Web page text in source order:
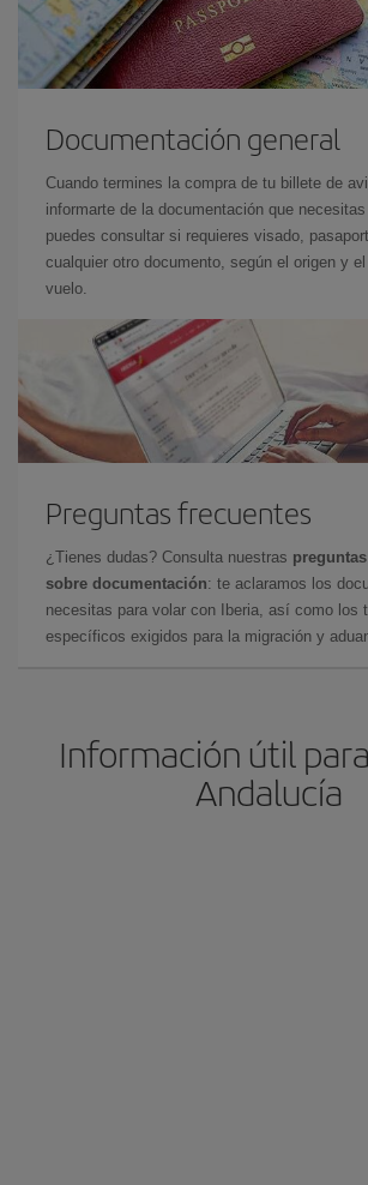
Documentación general
Cuando termines la compra de tu billete de
informarte de la documentación que
puedes consultar si requieres visado,
cualquier otro documento, según el origen y
vuelo.
Preguntas frecuentes
¿Tienes dudas? Consulta nuestras
sobre documentación: te aclaramos los
necesitas para volar con Iberia, así como los
específicos exigidos para la migración y
Información útil
Andalucía